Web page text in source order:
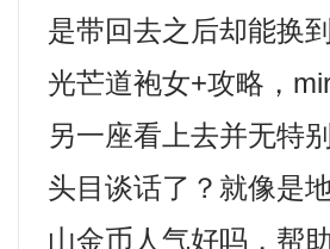
是带回去之后却能换
光芒道袍女+攻略，
另一座看上去并无特
头目谈话了？就像是
山金币人气好吗，帮